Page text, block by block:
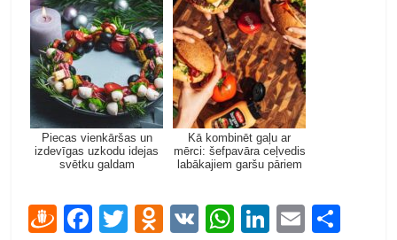
Piecas vienkāršas un
izdevīgas uzkodu idejas
svētku galdam
Kā kombinēt gaļu ar
mērci: šefpavāra ceļvedis
labākajiem garšu pāriem
D F T O V W Li E